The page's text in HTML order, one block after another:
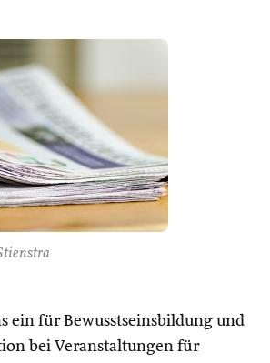
ein für Bewusstseinsbildung und
bei Veranstaltungen für